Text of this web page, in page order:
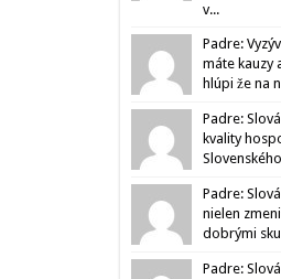
v...
Padre:
máte kauzy
hlúpi že na
Padre:
kvality
Padre:
nielen
dobrými
Padre: